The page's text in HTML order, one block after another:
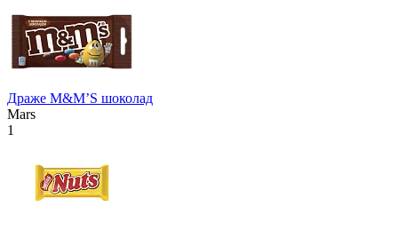
Драже М&М’S шоколад
Mars
1